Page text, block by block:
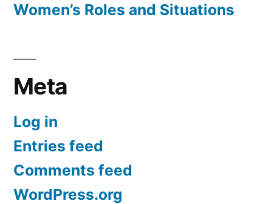
Women’s Roles and Situations
Meta
Log in
Entries feed
Comments feed
WordPress.org